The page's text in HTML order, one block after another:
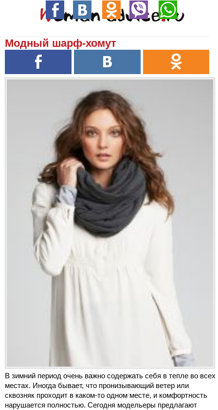
Модный шарф-хомут
В зимний период очень важно содержать себя в тепле во всех
местах. Иногда бывает, что пронизывающий ветер или
сквозняк проходит в каком-то одном месте, и комфортность
нарушается полностью. Сегодня модельеры предлагают